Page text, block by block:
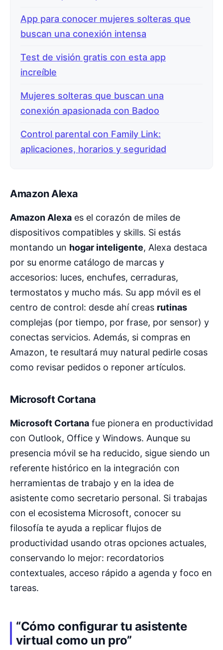
App para conocer mujeres solteras que
buscan una conexión intensa
Test de visión gratis con esta app
increíble
Mujeres solteras que buscan una
conexión apasionada con Badoo
Control parental con Family Link:
aplicaciones, horarios y seguridad
Amazon Alexa
Amazon Alexa es el corazón de miles de
dispositivos compatibles y skills. Si estás
montando un hogar inteligente, Alexa destaca
por su enorme catálogo de marcas y
accesorios: luces, enchufes, cerraduras,
termostatos y mucho más. Su app móvil es el
centro de control: desde ahí creas rutinas
complejas (por tiempo, por frase, por sensor) y
conectas servicios. Además, si compras en
Amazon, te resultará muy natural pedirle cosas
como revisar pedidos o reponer artículos.
Microsoft Cortana
Microsoft Cortana fue pionera en productividad
con Outlook, Office y Windows. Aunque su
presencia móvil se ha reducido, sigue siendo un
referente histórico en la integración con
herramientas de trabajo y en la idea de
asistente como secretario personal. Si trabajas
con el ecosistema Microsoft, conocer su
filosofía te ayuda a replicar flujos de
productividad usando otras opciones actuales,
conservando lo mejor: recordatorios
contextuales, acceso rápido a agenda y foco en
tareas.
“Cómo configurar tu asistente
virtual como un pro”